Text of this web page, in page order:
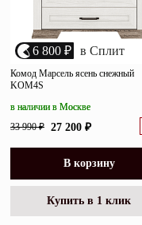
6 800 ₽ в Сплит
Комод Марсель ясень снежный
KOM4S
33 990 ₽ 27 200 ₽
в наличии в Москве
В корзину
Купить в 1 клик